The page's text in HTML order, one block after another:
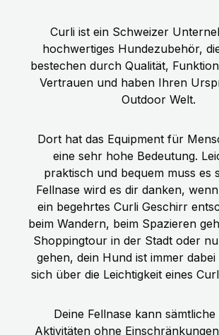
Curli ist ein Schweizer
hochwertiges Hundezubehör,
bestechen durch Qualität,
Vertrauen und haben Ihren
Outdoor Welt.
Dort hat das Equipment für
eine sehr hohe Bedeutung.
praktisch und bequem muss es
Fellnase wird es dir danken,
ein begehrtes Curli Geschirr
beim Wandern, beim Spazieren
Shoppingtour in der Stadt oder
gehen, dein Hund ist immer
sich über die Leichtigkeit eines
Deine Fellnase kann
Aktivitäten ohne